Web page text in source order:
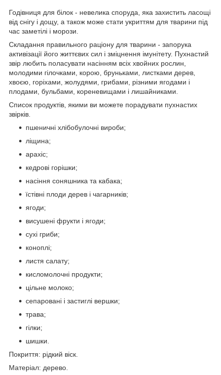
Годівниця для білок - невелика споруда, яка захистить ласощі
від снігу і дощу, а також може стати укриттям для тварини під
час заметілі і морози.
Складання правильного раціону для тварини - запорука
активізації його життєвих сил і зміцнення імунітету. Пухнастий
звір любить поласувати насінням всіх хвойних рослин,
молодими гілочками, корою, бруньками, листками дерев,
хвоєю, горіхами, жолудями, грибами, різними ягодами і
плодами, бульбами, кореневищами і лишайниками.
Список продуктів, якими ви можете порадувати пухнастих
звірків.
пшеничні хлібобулочні вироби;
ліщина;
арахіс;
кедрові горішки;
насіння соняшника та кабака;
їстівні плоди дерев і чагарників;
ягоди;
висушені фрукти і ягоди;
сухі гриби;
коноплі;
листя салату;
кисломолочні продукти;
цільне молоко;
сепаровані і застиглі вершки;
трава;
гілки;
шишки.
Покриття: рідкий віск.
Матеріал: дерево.